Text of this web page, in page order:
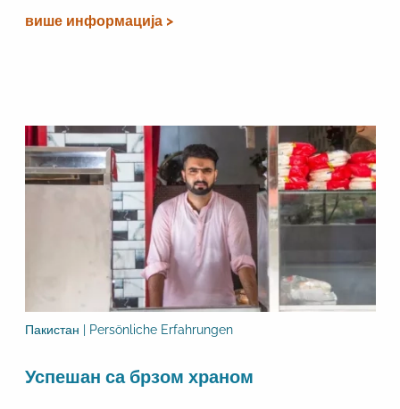
више информација >
Пакистан | Persönliche Erfahrungen
Успешан са брзом храном